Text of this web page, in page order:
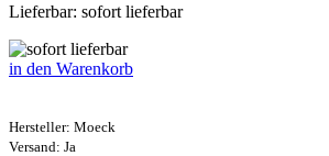
Lieferbar: sofort lieferbar
in den Warenkorb
Hersteller: Moeck
Versand: Ja